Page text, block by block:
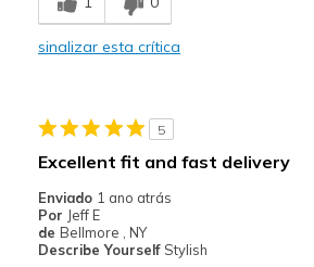
Casual Wear
sinalizar esta crítica
5
Excellent fit and fast delivery
Enviado 1 ano atrás
Por Jeff E
de Bellmore , NY
Describe Yourself Stylish